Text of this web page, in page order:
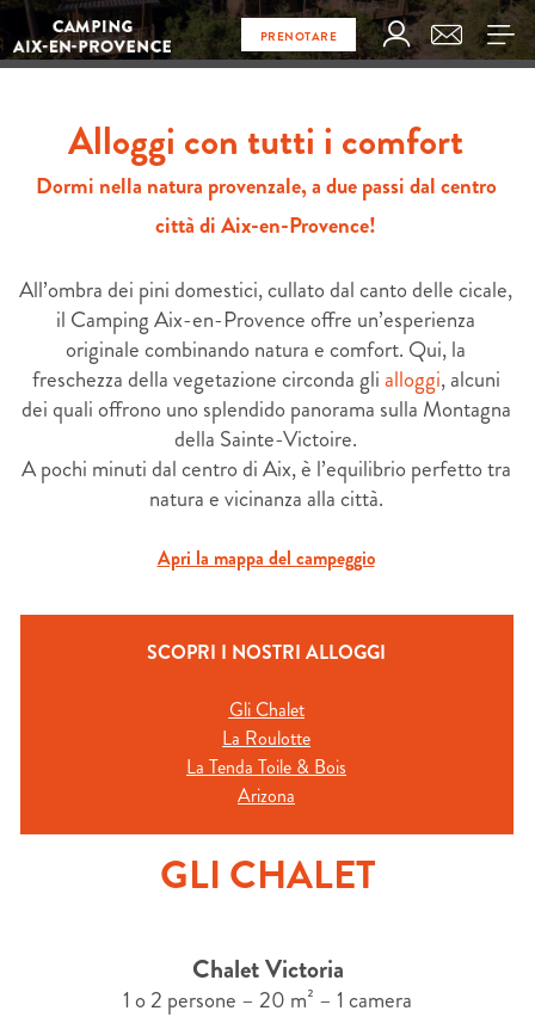
PRENOTARE
Alloggi con tutti i comfort
Dormi nella natura provenzale, a due passi dal centro
città di Aix-en-Provence!
All’ombra dei pini domestici, cullato dal canto delle cicale,
il Camping Aix-en-Provence offre un’esperienza
originale combinando natura e comfort. Qui, la
freschezza della vegetazione circonda glialloggi, alcuni
dei quali offrono uno splendido panorama sulla Montagna
della Sainte-Victoire.
A pochi minuti dal centro di Aix, è l’equilibrio perfetto tra
natura e vicinanza alla città.
Apri la mappa del campeggio
SCOPRI I NOSTRI ALLOGGI
Gli Chalet
La Roulotte
La Tenda Toile & Bois
Arizona
GLI CHALET
Chalet Victoria
1 o 2 persone – 20 m² – 1 camera